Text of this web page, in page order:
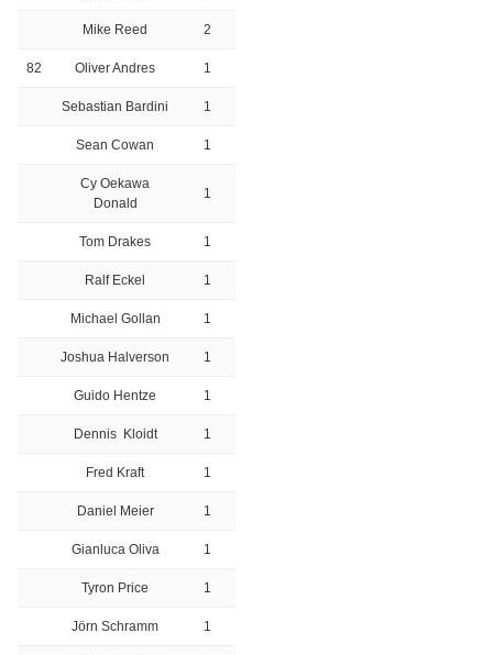
Mike Reed 2
82 Oliver Andres 1
Sebastian Bardini 1
Sean Cowan 1
Cy Oekawa
Donald
1
Tom Drakes 1
Ralf Eckel 1
Michael Gollan 1
Joshua Halverson 1
Guido Hentze 1
Dennis Kloidt 1
Fred Kraft 1
Daniel Meier 1
Gianluca Oliva 1
Tyron Price 1
Jörn Schramm 1